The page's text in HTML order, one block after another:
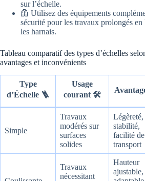
sur l’échelle.
🦺 Utilisez des équipements
sécurité pour les travaux prolongés en
les harnais.
Tableau comparatif des types d’échelles
avantages et inconvénients
Type
d’Échelle 🪜
Usage
courant 🛠️
Simple
Travaux
modérés sur
surfaces
solides
Légèreté,
stabilité,
facilité de
transport
Travaux
nécessitant
Hauteur
ajustable,